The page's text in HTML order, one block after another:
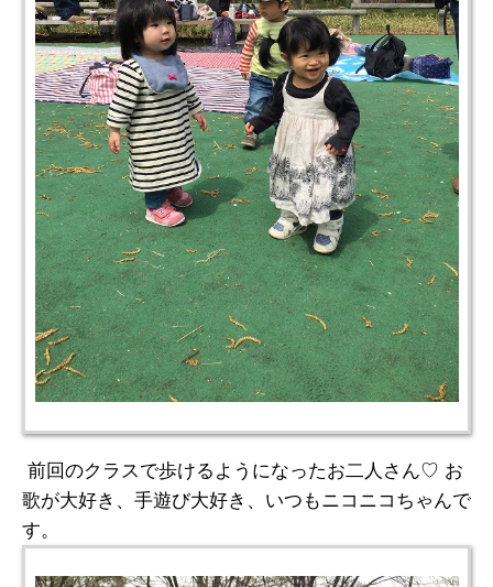
前回のクラスで歩けるようになったお二人さん♡ お
歌が大好き、手遊び大好き、いつもニコニコちゃんで
す。